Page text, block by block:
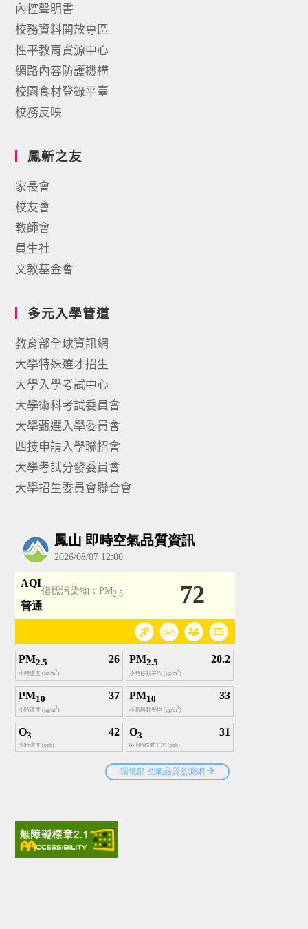
內控聲明書
校務資料開放專區
性平教育資源中心
網路內容防護機構
校園食材登錄平臺
校務反映
鳳新之友
家長會
校友會
教師會
員生社
文教基金會
多元入學管道
教育部全球資訊網
大學特殊選才招生
大學入學考試中心
大學術科考試委員會
大學甄選入學委員會
四技申請入學聯招會
大學考試分發委員會
大學招生委員會聯合會